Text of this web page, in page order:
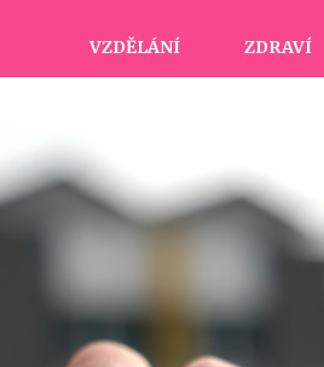
VZDĚLÁNÍ ZDRAVÍ